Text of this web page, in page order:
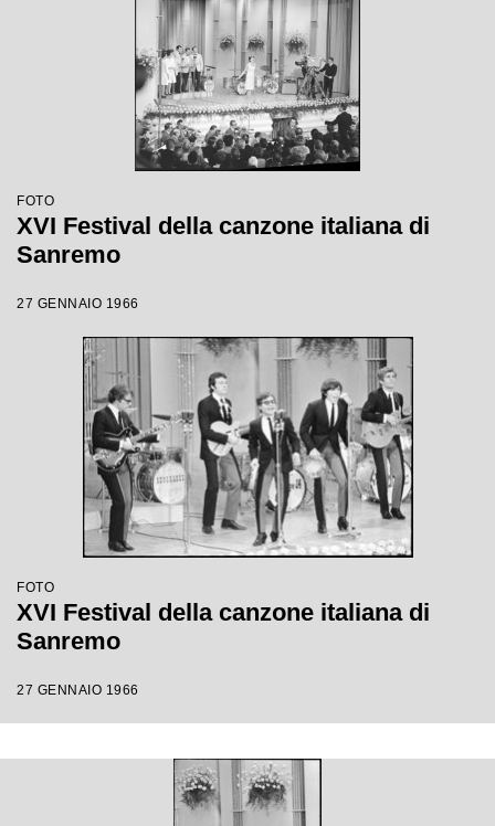
FOTO
XVI Festival della canzone italiana di
Sanremo
27 GENNAIO 1966
FOTO
XVI Festival della canzone italiana di
Sanremo
27 GENNAIO 1966